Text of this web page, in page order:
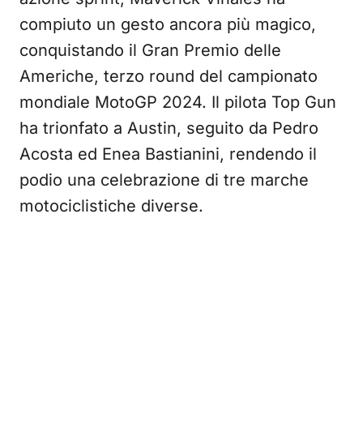
compiuto un gesto ancora più magico,
conquistando il Gran Premio delle
Americhe, terzo round del campionato
mondiale MotoGP 2024. Il pilota Top Gun
ha trionfato a Austin, seguito da Pedro
Acosta ed Enea Bastianini, rendendo il
podio una celebrazione di tre marche
motociclistiche diverse.